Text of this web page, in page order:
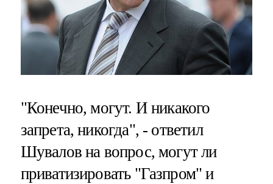
"Конечно, могут. И никакого
запрета, никогда", - ответил
Шувалов на вопрос, могут ли
приватизировать "Газпром" и